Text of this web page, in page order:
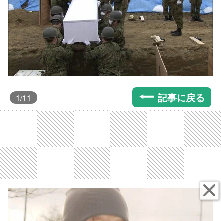
1/11 記事に戻る